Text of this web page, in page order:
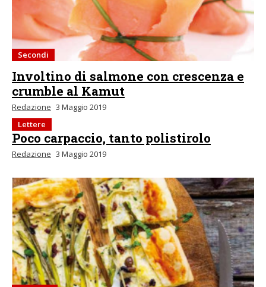
Secondi
Involtino di salmone con crescenza e
crumble al Kamut
Redazione 3 Maggio 2019
Lettere
Poco carpaccio, tanto polistirolo
Redazione 3 Maggio 2019